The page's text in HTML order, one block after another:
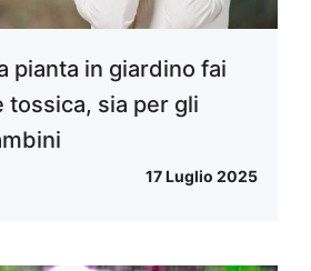
pianta in giardino fai
tossica, sia per gli
17 Luglio 2025